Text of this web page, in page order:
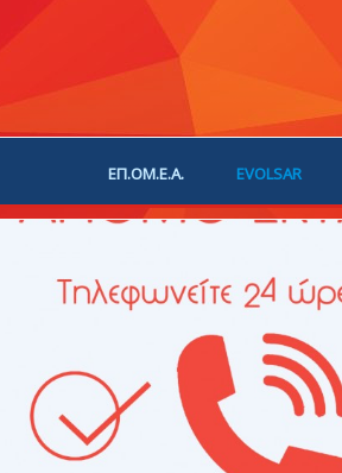
ΕΠ.ΟΜ.Ε.Α. EVOLSAR